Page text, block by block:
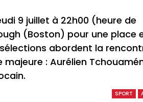
9 juillet à 22h00 (heure de
(Boston) pour une place
abordent la
: Aurélien
SPORT